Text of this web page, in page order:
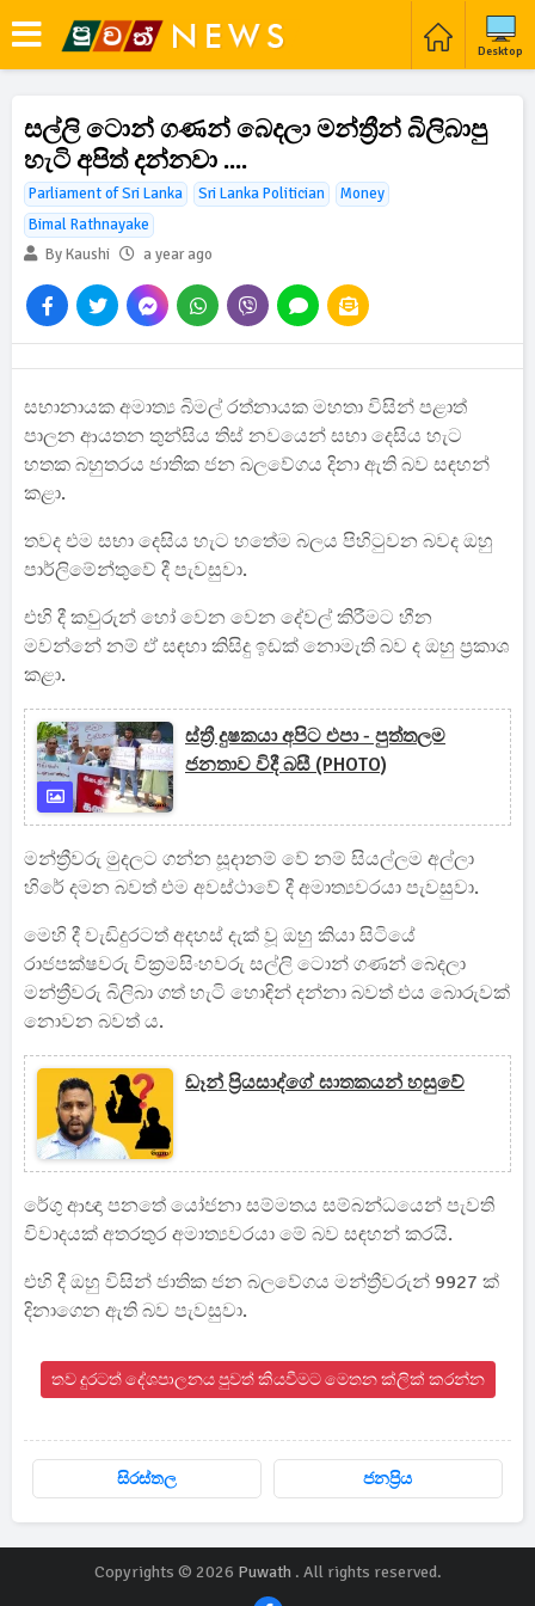
Desktop
සල්ලි ටොන් ගණන් බෙදලා මන්ත්‍රීන් බිලිබාපු
හැටි අපිත් දන්නවා ....
Parliament of Sri Lanka Sri Lanka Politician
Money
Bimal Rathnayake
By Kaushi
a year ago
සභානායක අමාත්‍ය බිමල් රත්නායක මහතා විසින් පළාත්
පාලන ආයතන තුන්සිය තිස් නවයෙන් සභා දෙසිය හැට
හතක බහුතරය ජාතික ජන බලවේගය දිනා ඇති බව සඳහන්
කළා.
තවද එම සභා දෙසිය හැට හතේම බලය පිහිටුවන බවද ඔහු
පාර්ලිමේන්තුවේ දී පැවසුවා.
එහි දී කවුරුන් හෝ වෙන වෙන දේවල් කිරීමට හීන
මවන්නේ නම් ඒ සඳහා කිසිදු ඉඩක් නොමැති බව ද ඔහු ප්‍රකාශ
කළා.
ස්ත්‍රී දුෂකයා අපිට එපා - පුත්තලම
ජනතාව විදී බසී (PHOTO)
මන්ත්‍රීවරු මුදලට ගන්න සූදානම් වේ නම් සියල්ලම අල්ලා
හිරේ දමන බවත් එම අවස්ථාවේ දී අමාත්‍යවරයා පැවසුවා.
මෙහි දී වැඩිදුරටත් අදහස් දැක් වූ ඔහු කියා සිටියේ
රාජපක්ෂවරු වික්‍රමසිංහවරු සල්ලි ටොන් ගණන් බෙදලා
මන්ත්‍රීවරු බිලිබා ගත් හැටි හොඳින් දන්නා බවත් එය බොරුවක්
නොවන බවත් ය.
ඩෑන් ප්‍රියසාද්ගේ ඝාතකයන් හසුවේ
රේගු ආඥා පනතේ යෝජනා සම්මතය සම්බන්ධයෙන් පැවති
විවාදයක් අතරතුර අමාත්‍යවරයා මේ බව සඳහන් කරයි.
එහි දී ඔහු විසින් ජාතික ජන බලවේගය මන්ත්‍රීවරුන් 9927 ක්
දිනාගෙන ඇති බව පැවසුවා.
තව දුරටත් දේශපාලනය පුවත් කියවීමට මෙතන ක්ලික් කරන්න
සිරස්තල ජනප්‍රිය
Copyrights © 2026 Puwath. All rights reserved.